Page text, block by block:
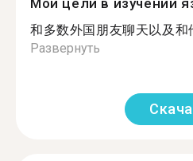
Мои цели в изучении
和多数外国朋友聊天以及和
Развернуть